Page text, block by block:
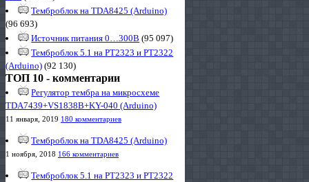
Темброблок на TDA8425 (Arduino)
(96 693)
Источник питания 0…300В (95 097)
Темброблок 5.1 на PT2323 и PT2322
(Arduino) (92 130)
ТОП 10 - комментарии
Регулятор тембра на микросхеме
TDA7439+VS1838B+KY-040 (Arduino)
11 января, 2019 180 комментариев
Темброблок на TDA8425 (Arduino)
1 ноября, 2018 166 комментариев
Темброблок 5.1 на PT2323 и PT2322